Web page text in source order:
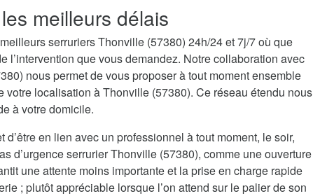
meilleurs délais
serruriers Thonville (57380) 24h/24 et 7j/7 où que
l’intervention que vous demandez. Notre collaboration avec
nous permet de vous proposer à tout moment ensemble
votre localisation à Thonville (57380). Ce réseau étendu nous
à votre domicile.
en lien avec un professionnel à tout moment, le soir,
d’urgence serrurier Thonville (57380), comme une ouverture
une attente moins importante et la prise en charge rapide
; plutôt appréciable lorsque l’on attend sur le palier de son